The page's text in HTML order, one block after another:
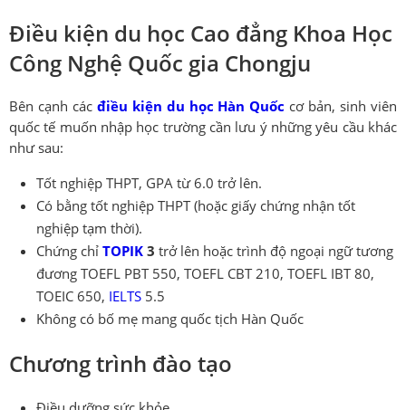
Điều kiện du học Cao đẳng Khoa Học
Công Nghệ Quốc gia Chongju
Bên cạnh các điều kiện du học Hàn Quốc cơ bản, sinh viên
quốc tế muốn nhập học trường cần lưu ý những yêu cầu khác
như sau:
Tốt nghiệp THPT, GPA từ 6.0 trở lên.
Có bằng tốt nghiệp THPT (hoặc giấy chứng nhận tốt
nghiệp tạm thời).
Chứng chỉ TOPIK 3 trở lên hoặc trình độ ngoại ngữ tương
đương TOEFL PBT 550, TOEFL CBT 210, TOEFL IBT 80,
TOEIC 650, IELTS 5.5
Không có bố mẹ mang quốc tịch Hàn Quốc
Chương trình đào tạo